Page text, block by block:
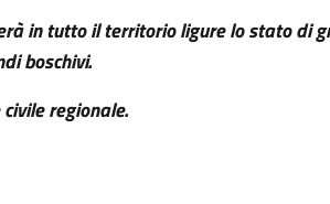
in tutto il territorio ligure lo stato di
boschivi.
regionale.